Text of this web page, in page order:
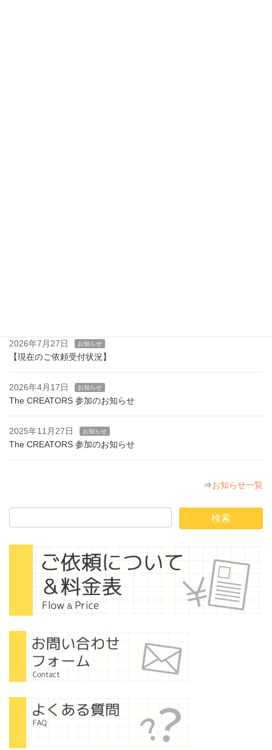
2026年7月27日 お知らせ
【現在のご依頼受付状況】
2026年4月17日 お知らせ
The CREATORS 参加のお知らせ
2025年11月27日 お知らせ
The CREATORS 参加のお知らせ
⇒お知らせ一覧